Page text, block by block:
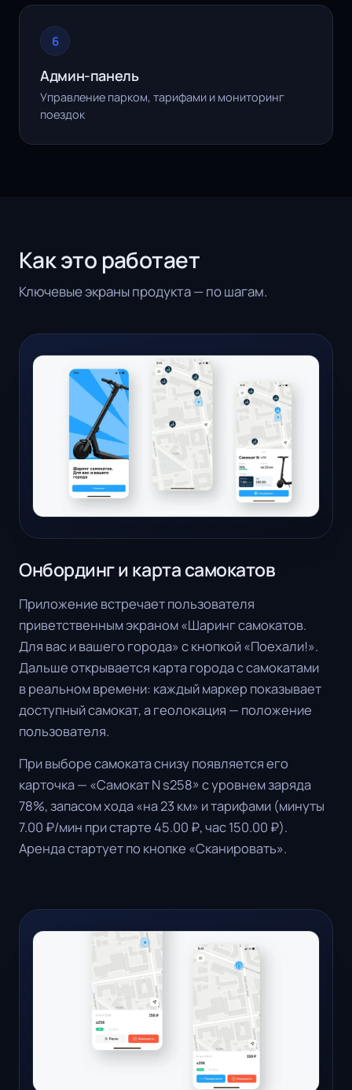
6
Админ-панель
Управление парком, тарифами и мониторинг
поездок
Как это работает
Ключевые экраны продукта — по шагам.
Онбординг и карта самокатов
Приложение встречает пользователя
приветственным экраном «Шаринг самокатов.
Для вас и вашего города» с кнопкой «Поехали!».
Дальше открывается карта города с самокатами
в реальном времени: каждый маркер показывает
доступный самокат, а геолокация — положение
пользователя.
При выборе самоката снизу появляется его
карточка — «Самокат N s258» с уровнем заряда
78%, запасом хода «на 23 км» и тарифами (минуты
7.00 ₽/мин при старте 45.00 ₽, час 150.00 ₽).
Аренда стартует по кнопке «Сканировать».